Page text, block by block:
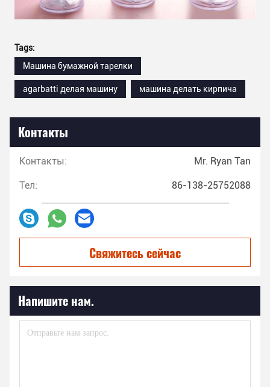
Tags:
Машина бумажной тарелки
agarbatti делая машину машина делать кирпича
Контакты
Контакты: Mr. Ryan Tan
Тел: 86-138-25752088
Свяжитесь сейчас
Напишите нам.